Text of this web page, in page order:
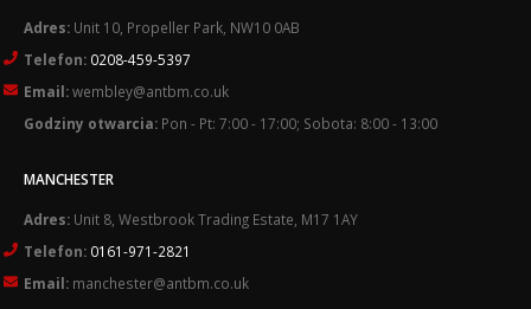
Adres: Unit 10, Propeller Park, NW10 0AB
Telefon: 0208-459-5397
Email:wembley@antbm.co.uk
Godziny otwarcia: Pon - Pt: 7:00 - 17:00; Sobota: 8:00 - 13:00
MANCHESTER
Adres: Unit 8, Westbrook Trading Estate, M17 1AY
Telefon: 0161-971-2821
Email: manchester@antbm.co.uk